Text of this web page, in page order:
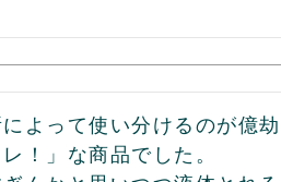
よって使い分けるのが億
レ！」な商品でした。